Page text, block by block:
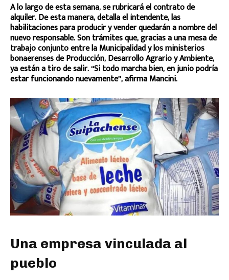
A lo largo de esta semana, se rubricará el contrato de
alquiler. De esta manera, detalla el intendente, las
habilitaciones para producir y vender quedarán a nombre del
nuevo responsable. Son trámites que, gracias a una mesa de
trabajo conjunto entre la Municipalidad y los ministerios
bonaerenses de Producción, Desarrollo Agrario y Ambiente,
ya están a tiro de salir. “Si todo marcha bien, en junio podría
estar funcionando nuevamente”, afirma Mancini.
Una empresa vinculada al
pueblo